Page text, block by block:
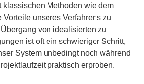
klassischen Methoden wie dem
Vorteile unseres Verfahrens zu
von idealisierten zu
ist oft ein schwieriger Schritt,
System unbedingt noch während
praktisch erproben.